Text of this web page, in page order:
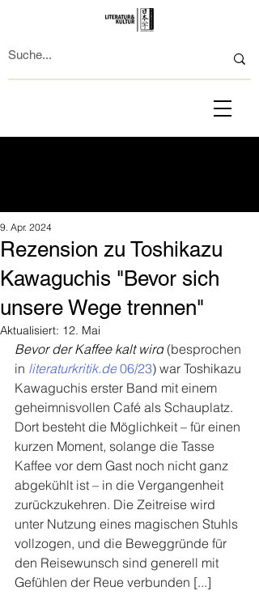
Rezension zu Toshikazu
Kawaguchis "Bevor sich
unsere Wege trennen"
9. Apr. 2024
Aktualisiert: 12. Mai
Bevor der Kaffee kalt wird (besprochen
in literaturkritik.de 06/23) war Toshikazu
Kawaguchis erster Band mit einem
geheimnisvollen Café als Schauplatz.
Dort besteht die Möglichkeit – für einen
kurzen Moment, solange die Tasse
Kaffee vor dem Gast noch nicht ganz
abgekühlt ist – in die Vergangenheit
zurückzukehren. Die Zeitreise wird
unter Nutzung eines magischen Stuhls
vollzogen, und die Beweggründe für
den Reisewunsch sind generell mit
Gefühlen der Reue verbunden [...]